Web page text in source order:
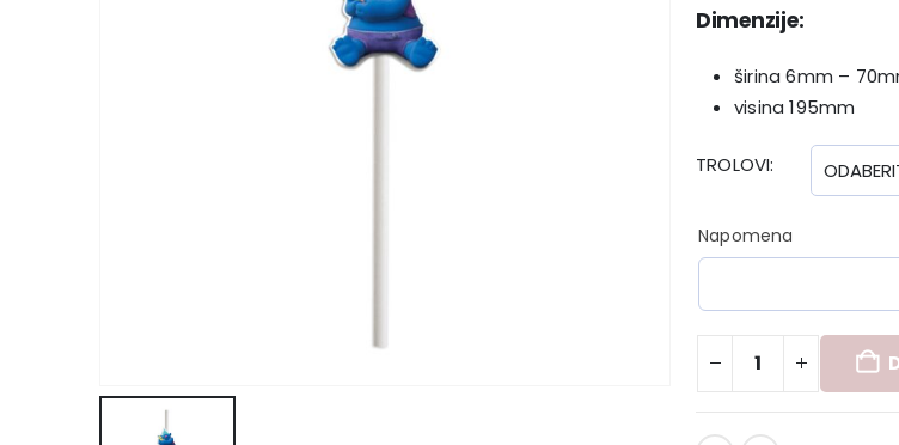
Dimenzije:
širina 6mm –
visina 195mm
TROLOVI
Napomena